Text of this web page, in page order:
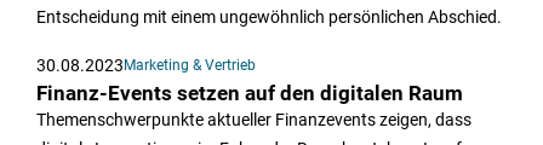
Entscheidung mit einem ungewöhnlich persönlichen Abschied.
30.08.2023 Marketing & Vertrieb
Finanz-Events setzen auf den digitalen Raum
Themenschwerpunkte aktueller Finanzevents zeigen, dass